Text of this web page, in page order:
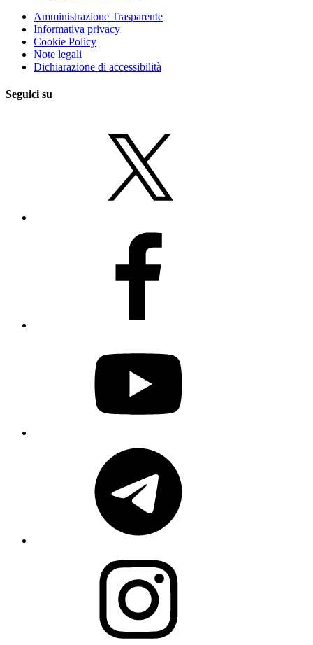
Amministrazione Trasparente
Informativa privacy
Cookie Policy
Note legali
Dichiarazione di accessibilità
Seguici su